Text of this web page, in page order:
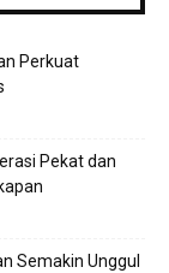
Perkuat
Pekat dan
Semakin Unggul